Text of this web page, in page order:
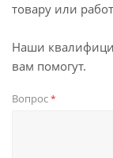
товару или
Наши
вам помогут.
Вопрос*